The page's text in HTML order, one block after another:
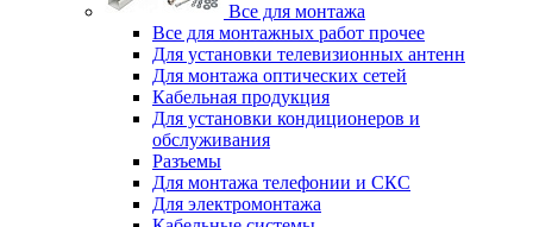
Все для монтажа
Все для монтажных работ прочее
Для установки телевизионных антенн
Для монтажа оптических сетей
Кабельная продукция
Для установки кондиционеров и
обслуживания
Разъемы
Для монтажа телефонии и СКС
Для электромонтажа